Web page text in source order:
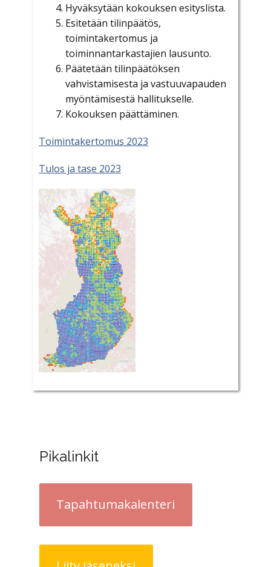
Hyväksytään kokouksen esityslista.
Esitetään tilinpäätös,
toimintakertomus ja
toiminnantarkastajien lausunto.
Päätetään tilinpäätöksen
vahvistamisesta ja vastuuvapauden
myöntämisestä hallitukselle.
Kokouksen päättäminen.
Toimintakertomus 2023
Tulos ja tase 2023
Pikalinkit
Tapahtumakalenteri